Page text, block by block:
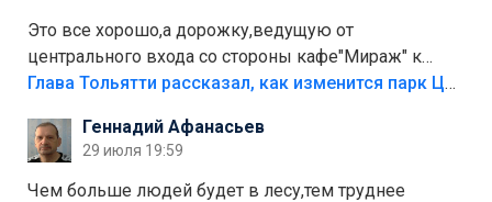
Это все хорошо,а дорожку,ведущую от
центрального входа со стороны кафе"Мираж" к
аттракционам слабо доделать?А то бордюры
лежала в парке и испортилась.Да еще,видимо,часть
украли.
Глава Тольятти рассказал, как изменится парк Центрального района
Геннадий Афанасьев
29 июля 19:59
Чем больше людей будет в лесу,тем труднее